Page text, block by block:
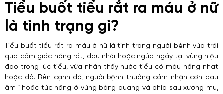
Tiểu buốt tiểu rắt ra máu ở nữ
là tình trạng gì?
Tiểu buốt tiểu rắt ra máu ở nữ là tình trạng người bệnh vừa trải
qua cảm giác nóng rát, đau nhói hoặc ngứa ngáy tại vùng niệu
đạo trong lúc tiểu, vừa nhận thấy nước tiểu có màu hồng nhạt
hoặc đỏ. Bên cạnh đó, người bệnh thường cảm nhận cơn đau
âm ỉ hoặc tức nặng ở vùng bàng quang và phía sau xương mu,